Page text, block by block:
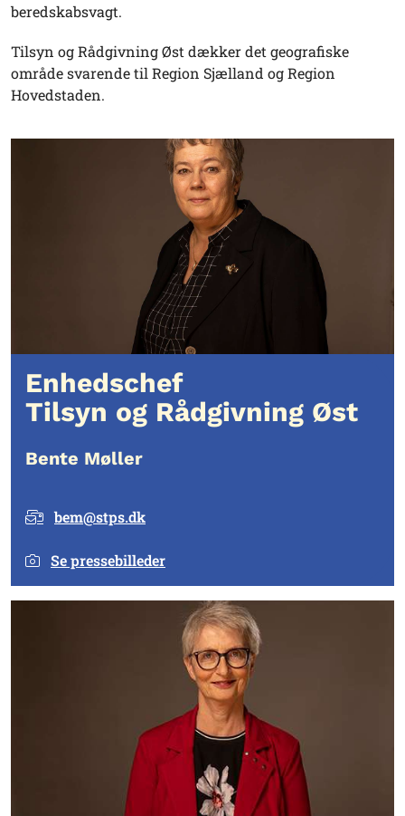
beredskabsvagt.
Tilsyn og Rådgivning Øst dækker det geografiske
område svarende til Region Sjælland og Region
Hovedstaden.
Enhedschef
Tilsyn og Rådgivning Øst
Bente Møller
bem@stps.dk
Se pressebilleder